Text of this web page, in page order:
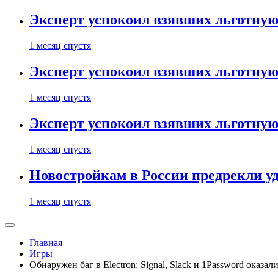
Эксперт успокоил взявших
1 месяц спустя
Эксперт успокоил взявших
1 месяц спустя
Эксперт успокоил взявших
1 месяц спустя
Новостройкам в России предрекли
1 месяц спустя
Главная
Игры
Обнаружен баг в Electron: Signal, Slack и 1Password